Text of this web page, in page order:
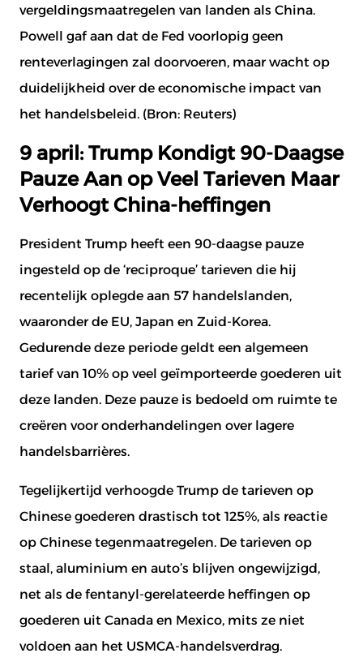
vergeldingsmaatregelen van landen als China.
Powell gaf aan dat de Fed voorlopig geen
renteverlagingen zal doorvoeren, maar wacht op
duidelijkheid over de economische impact van
het handelsbeleid. (Bron: Reuters)
9 april: Trump Kondigt 90-Daagse
Pauze Aan op Veel Tarieven Maar
Verhoogt China-heffingen
President Trump heeft een 90-daagse pauze
ingesteld op de ‘reciproque’ tarieven die hij
recentelijk oplegde aan 57 handelslanden,
waaronder de EU, Japan en Zuid-Korea.
Gedurende deze periode geldt een algemeen
tarief van 10% op veel geïmporteerde goederen uit
deze landen. Deze pauze is bedoeld om ruimte te
creëren voor onderhandelingen over lagere
handelsbarrières.
Tegelijkertijd verhoogde Trump de tarieven op
Chinese goederen drastisch tot 125%, als reactie
op Chinese tegenmaatregelen. De tarieven op
staal, aluminium en auto’s blijven ongewijzigd,
net als de fentanyl-gerelateerde heffingen op
goederen uit Canada en Mexico, mits ze niet
voldoen aan het USMCA-handelsverdrag.